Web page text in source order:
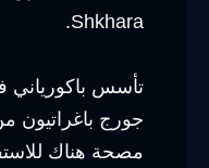
Shkhara.
جورج باغراتيون
مصحة هناك